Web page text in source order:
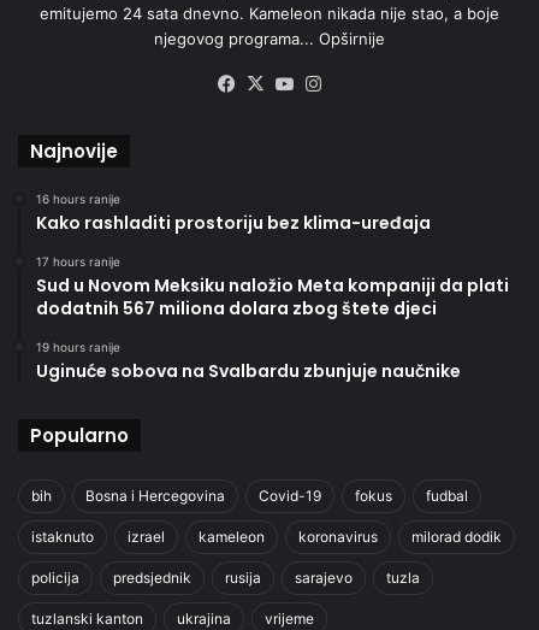
emitujemo 24 sata dnevno. Kameleon nikada nije stao, a boje
njegovog programa... Opširnije
Facebook
X YouTube
Najnovije
16 hours ranije
Kako rashladiti prostoriju bez klima-uređaja
17 hours ranije
Sud u Novom Meksiku naložio Meta kompaniji da plati
dodatnih 567 miliona dolara zbog štete djeci
19 hours ranije
Uginuće sobova na Svalbardu zbunjuje naučnike
Popularno
bih Bosna i Hercegovina Covid-19 fokus fudbal
istaknuto izrael kameleon koronavirus milorad dodik
policija predsjednik rusija sarajevo tuzla
tuzlanski kanton ukrajina vrijeme